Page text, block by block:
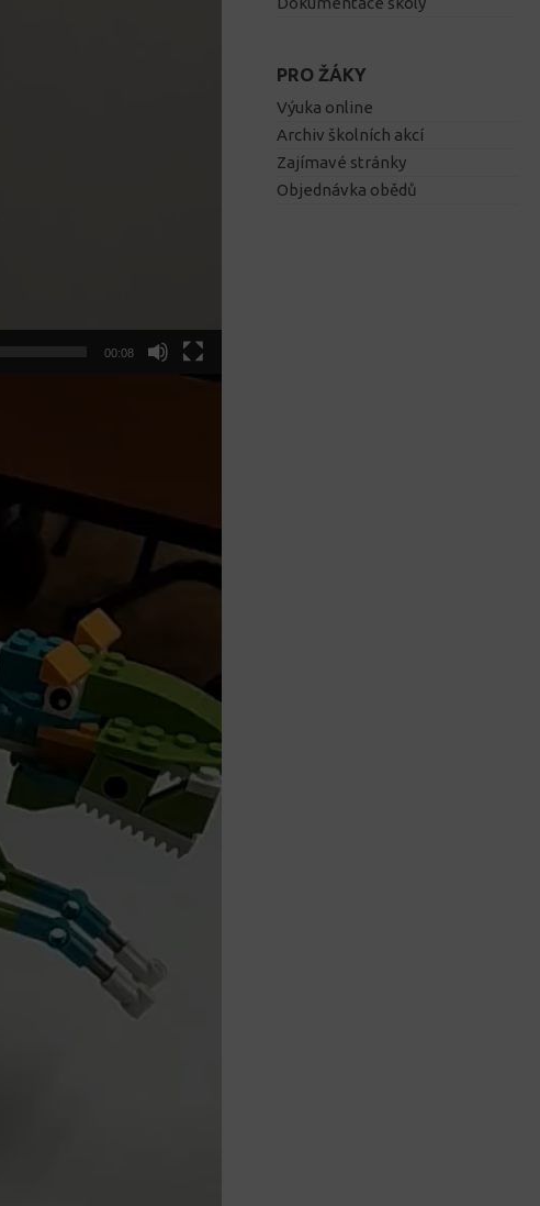
00:08
PRO ŽÁKY
Výuka online
Archiv školních akcí
Zajímavé stránky
Objednávka obědů